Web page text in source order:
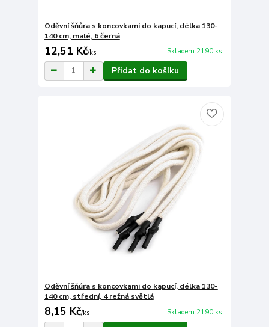
Oděvní šňůra s koncovkami do kapucí, délka 130-
140 cm, malé, 6 černá
12,51 Kč/ks Skladem 2190 ks
Přidat do košíku
Oděvní šňůra s koncovkami do kapucí, délka 130-
140 cm, střední, 4 režná světlá
8,15 Kč/ks Skladem 2190 ks